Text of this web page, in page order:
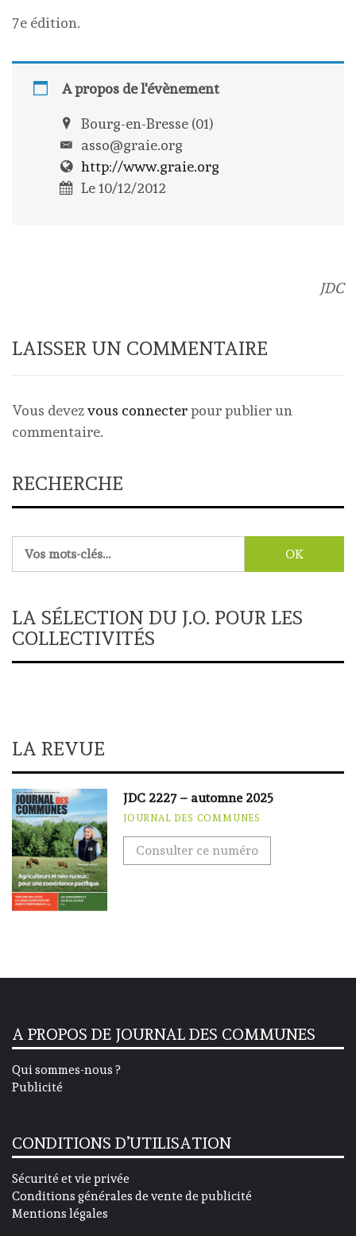
7e édition.
A propos de l'évènement
Bourg-en-Bresse (01)
asso@graie.org
http://www.graie.org
Le 10/12/2012
JDC
LAISSER UN COMMENTAIRE
Vous devezvous connecterpour publier un
commentaire.
RECHERCHE
LA SÉLECTION DU J.O. POUR LES
COLLECTIVITÉS
LA REVUE
JDC 2227 – automne 2025
JOURNAL DES COMMUNES
Consulter ce numéro
A PROPOS DE JOURNAL DES COMMUNES
Qui sommes-nous ?
Publicité
CONDITIONS D’UTILISATION
Sécurité et vie privée
Conditions générales de vente de publicité
Mentions légales